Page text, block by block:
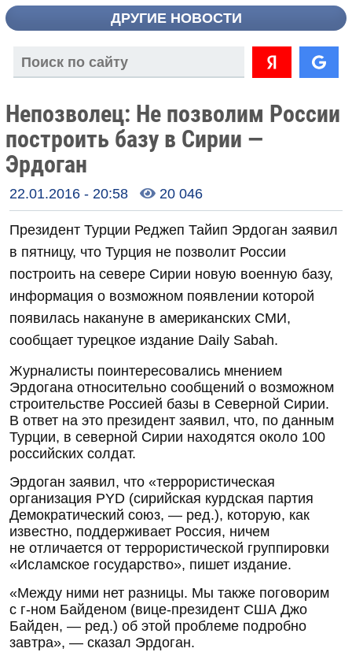
ДРУГИЕ НОВОСТИ
Непозволец: Не позволим России
построить базу в Сирии —
Эрдоган
22.01.2016 - 20:58  20 046
Президент Турции Реджеп Тайип Эрдоган заявил
в пятницу, что Турция не позволит России
построить на севере Сирии новую военную базу,
информация о возможном появлении которой
появилась накануне в американских СМИ,
сообщает турецкое издание Daily Sabah.
Журналисты поинтересовались мнением
Эрдогана относительно сообщений о возможном
строительстве Россией базы в Северной Сирии.
В ответ на это президент заявил, что, по данным
Турции, в северной Сирии находятся около 100
российских солдат.
Эрдоган заявил, что «террористическая
организация PYD (сирийская курдская партия
Демократический союз, — ред.), которую, как
известно, поддерживает Россия, ничем
не отличается от террористической группировки
«Исламское государство», пишет издание.
«Между ними нет разницы. Мы также поговорим
с г-ном Байденом (вице-президент США Джо
Байден, — ред.) об этой проблеме подробно
завтра», — сказал Эрдоган.